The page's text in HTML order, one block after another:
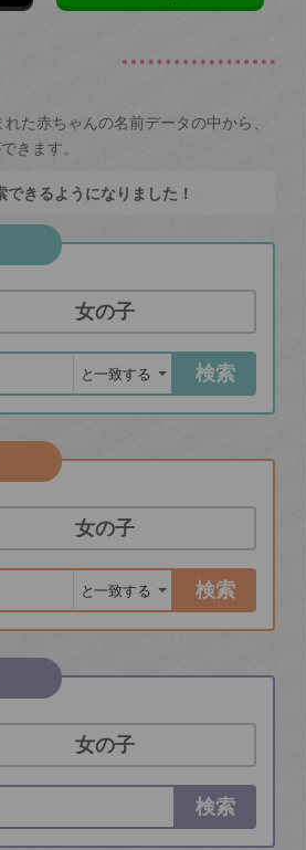
た赤ちゃんの名前データの中から、
きます。
きるようになりました！
女の子
検索
女の子
検索
女の子
検索